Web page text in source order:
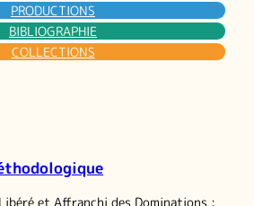
PRODUCTIONS
BIBLIOGRAPHIE
COLLECTIONS
et Affranchi des Dominations :